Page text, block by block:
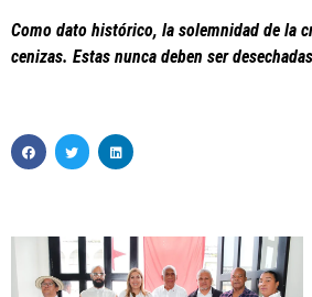
Como dato histórico, la solemnidad de la
cenizas. Estas nunca deben ser